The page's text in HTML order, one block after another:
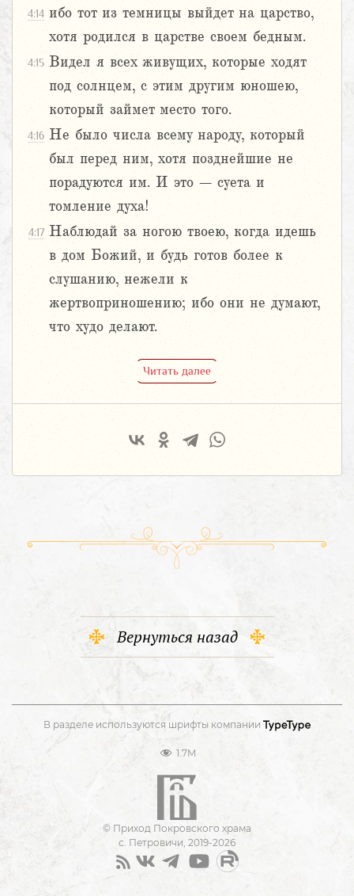
4:14 ибо тот из темницы выйдет на царство,
хотя родился в царстве своем бедным.
4:15 Видел я всех живущих, которые ходят
под солнцем, с этим другим юношею,
который займет место того.
4:16 Не было числа всему народу, который
был перед ним, хотя позднейшие не
порадуются им. И это – суета и
томление духа!
4:17 Наблюдай за ногою твоею, когда идешь
в дом Божий, и будь готов более к
слушанию, нежели к
жертвоприношению; ибо они не думают,
что худо делают.
Читать далее
Вернуться назад
В разделе используются шрифты компании
1.7M
© Приход Покровского храма
с. Петровичи, 2019-2026